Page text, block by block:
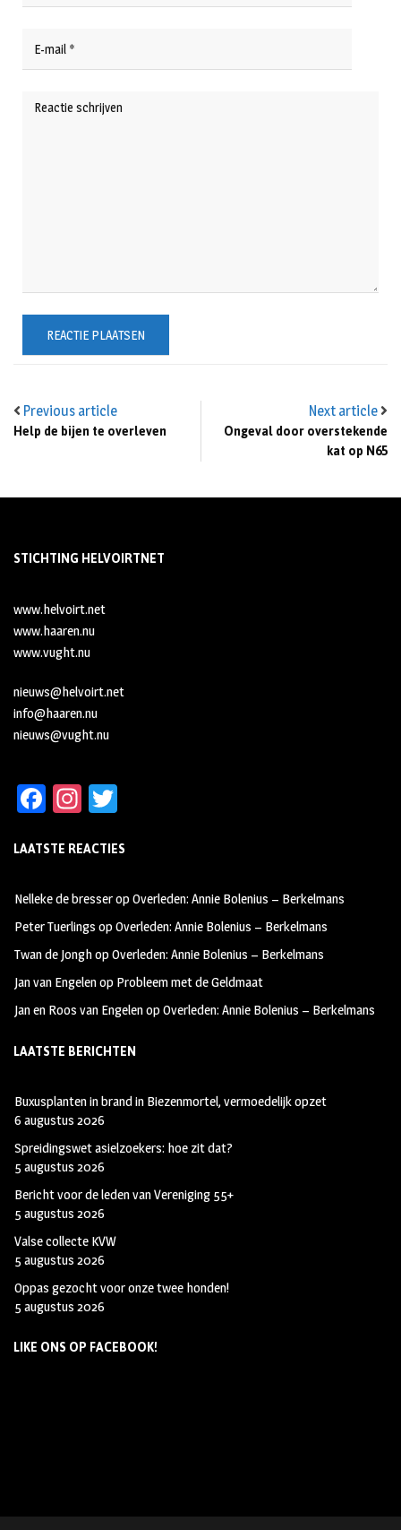
Previous article
Help de bijen te overleven
Next article
Ongeval door overstekende
kat op N65
STICHTING HELVOIRTNET
www.helvoirt.net
www.haaren.nu
www.vught.nu
nieuws@helvoirt.net
info@haaren.nu
nieuws@vught.nu
Fa
b
oo
k
In
ag
m
tt
LAATSTE REACTIES
Nelleke de bresseropOverleden: Annie Bolenius – Berkelmans
Peter Tuerlings opOverleden: Annie Bolenius – Berkelmans
Twan de JonghopOverleden: Annie Bolenius – Berkelmans
Jan van Engelenop Probleem met de Geldmaat
Jan en Roos van EngelenopOverleden: Annie Bolenius – Berkelmans
LAATSTE BERICHTEN
Buxusplanten in brand in Biezenmortel, vermoedelijk opzet
6 augustus 2026
Spreidingswet asielzoekers: hoe zit dat?
5 augustus 2026
Bericht voor de leden van Vereniging 55+
5 augustus 2026
Valse collecte KVW
5 augustus 2026
Oppas gezocht voor onze twee honden!
5 augustus 2026
LIKE ONS OP FACEBOOK!